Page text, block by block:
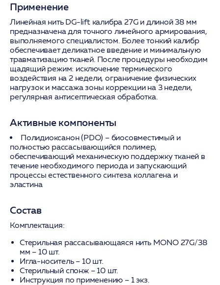
Применение
Линейная нить DG-lift калибра 27G и длиной 38 мм
предназначена для точного линейного армирования,
выполняемого специалистом. Более тонкий калибр
обеспечивает деликатное введение и минимальную
травматизацию тканей. После процедуры необходим
щадящий режим: исключение термического
воздействия на 2 недели, ограничение физических
нагрузок и массажа зоны коррекции на 3 недели,
регулярная антисептическая обработка.
Активные компоненты
Полидиоксанон (PDO) – биосовместимый и
полностью рассасывающийся полимер,
обеспечивающий механическую поддержку тканей в
течение необходимого периода и запускающий
процессы естественного синтеза коллагена и
эластина
Состав
Комплектация:
Стерильная рассасывающаяся нить MONO 27G/38
мм – 10 шт.
Игла-носитель – 10 шт.
Стерильный спонж – 10 шт.
Инструкция по применению – 1 экз.